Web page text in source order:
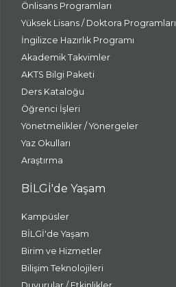
Önlisans Programları
Yüksek Lisans / Doktora Programları
İngilizce Hazırlık Programı
Akademik Takvimler
AKTS Bilgi Paketi
Ders Kataloğu
Öğrenci İşleri
Yönetmelikler / Yönergeler
Yaz Okulları
Araştırma
BİLGİ'de Yaşam
Kampüsler
BİLGİ'de Yaşam
Birim ve Hizmetler
Bilişim Teknolojileri